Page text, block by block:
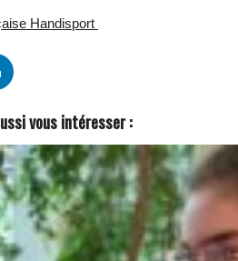
Handisport
vous intéresser :